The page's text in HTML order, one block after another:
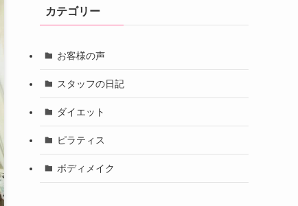
カテゴリー
お客様の声
スタッフの日記
ダイエット
ピラティス
ボディメイク